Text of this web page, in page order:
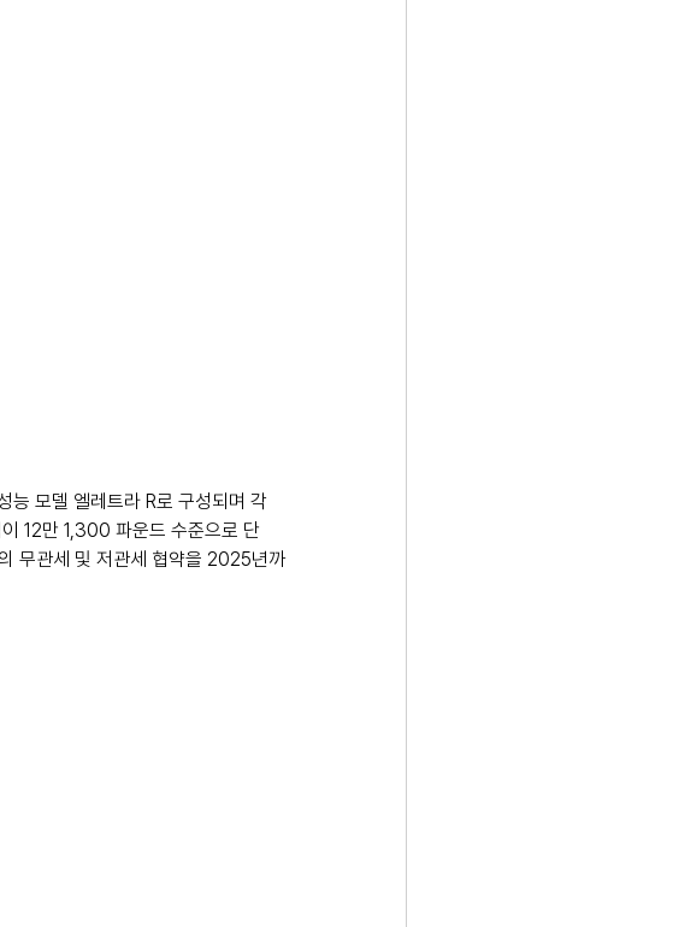
모델 엘레트라 R로 구성되며 각
12만 1,300 파운드 수준으로 단
무관세 및 저관세 협약을 2025년까